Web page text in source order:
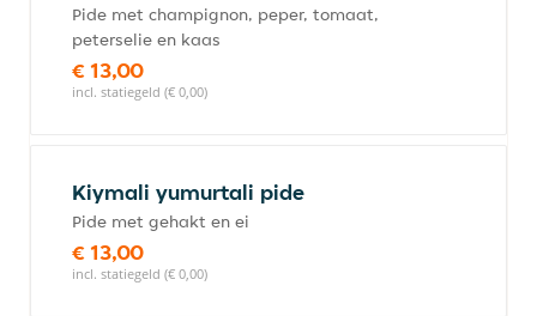
Pide met champignon, peper, tomaat,
peterselie en kaas
€ 13,00
incl. statiegeld (€ 0,00)
Kiymali yumurtali pide
Pide met gehakt en ei
€ 13,00
incl. statiegeld (€ 0,00)